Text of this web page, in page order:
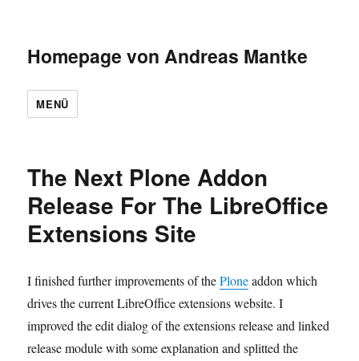
Homepage von Andreas Mantke
MENÜ
The Next Plone Addon
Release For The LibreOffice
Extensions Site
I finished further improvements of thePloneaddon which
drives the current LibreOffice extensions website. I
improved the edit dialog of the extensions release and linked
release module with some explanation and splitted the